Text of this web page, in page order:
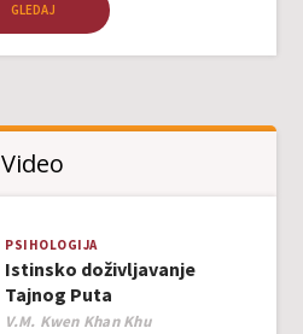
GLEDAJ
Video
PSIHOLOGIJA
Istinsko doživljavanje
Tajnog Puta
Author
V.M. Kwen Khan Khu